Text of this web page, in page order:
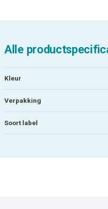
Alle
Kleur
Verpakking
Soort label